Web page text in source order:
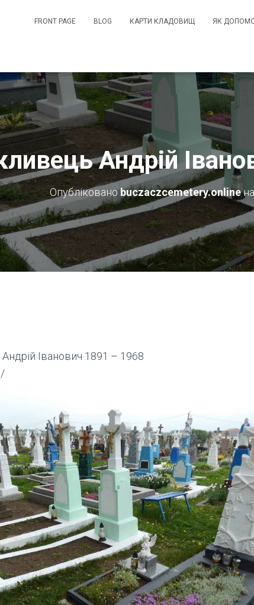
FRONT PAGE BLOG КАРТИ КЛАДОВИЩ ЯК
Андрій
Опублікованоbuczaczcemetery.onlineна
Іванович 1891 – 1968